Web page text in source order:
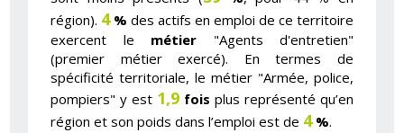
région). 4% des actifs en emploi de ce territoire
exercent le métier "Agents d'entretien"
(premier métier exercé). En termes de
spécificité territoriale, le métier "Armée, police,
pompiers" y est 1,9 fois plus représenté qu’en
région et son poids dans l’emploi est de 4%.